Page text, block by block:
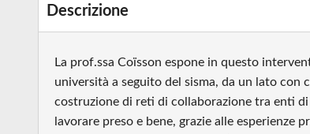
Descrizione
La prof.ssa Coïsson espone in questo
università a seguito del sisma, da un lato
costruzione di reti di collaborazione tra enti
lavorare preso e bene, grazie alle esperienze